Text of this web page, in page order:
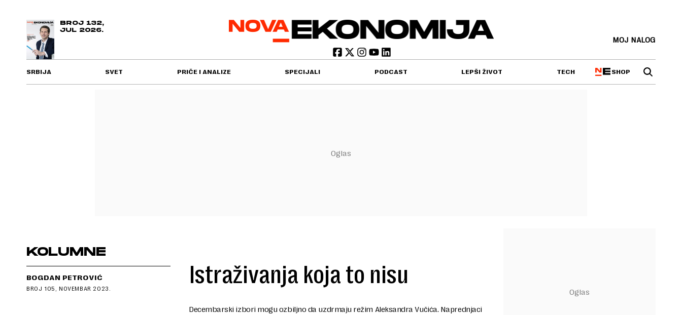
BROJ 132,
JUL 2026.
MOJ NALOG
SRBIJA SVET PRIČE I ANALIZE SPECIJALI PODCAST LEPŠI ŽIVOT TECH SHOP
KOLUMNE
BOGDAN PETROVIĆ
BROJ 105, NOVEMBAR 2023. Istraživanja koja to nisu
Decembarski izbori mogu ozbiljno da uzdrmaju režim Aleksandra Vučića. Naprednjaci